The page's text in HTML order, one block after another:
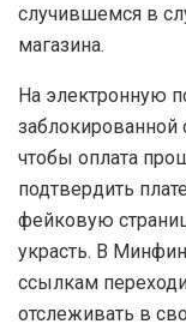
случившемся в
магазина.
На электронную
заблокированной
чтобы оплата
подтвердить
фейковую
украсть. В
ссылкам
отслеживать в